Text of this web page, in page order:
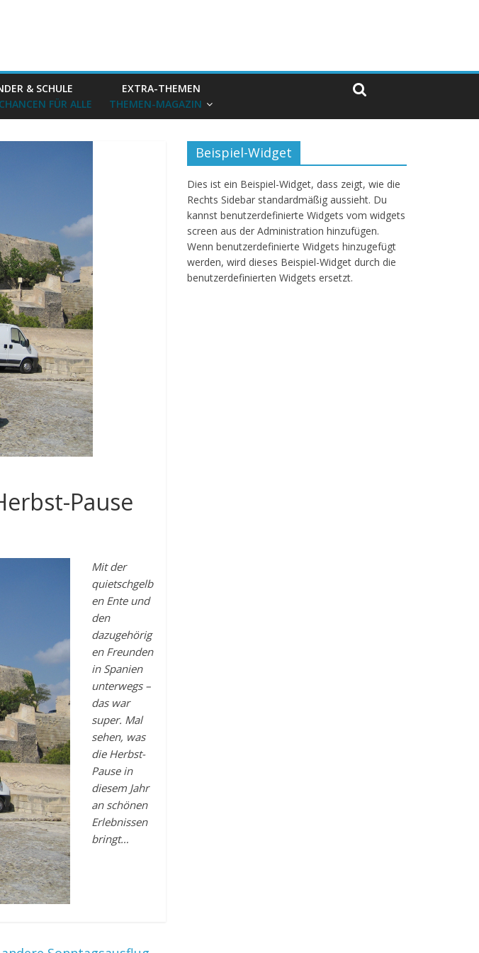
& SCHULE
FÜR ALLE
EXTRA-THEMEN
THEMEN-MAGAZIN
Pause
Mit der
quietschgelb
en Ente und
den
dazugehörig
en Freunden
in Spanien
unterwegs –
das war
super. Mal
sehen, was
die Herbst-
Pause in
diesem Jahr
an schönen
Erlebnissen
bringt…
Beispiel-Widget
Dies ist ein Beispiel-Widget, dass zeigt, wie die
Rechts Sidebar standardmäßig aussieht. Du
kannst benutzerdefinierte Widgets vom widgets
screen aus der Administration hinzufügen.
Wenn benutzerdefinierte Widgets hinzugefügt
werden, wird dieses Beispiel-Widget durch die
benutzerdefinierten Widgets ersetzt.